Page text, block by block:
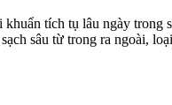
tích tụ lâu ngày trong
sâu từ trong ra ngoài,